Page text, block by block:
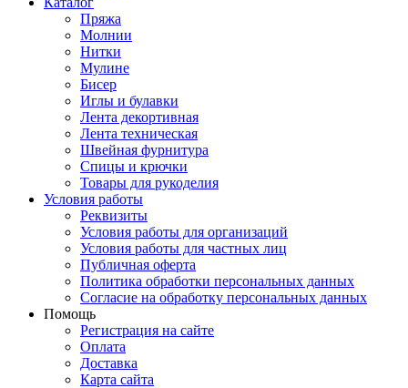
Пряжа
Молнии
Нитки
Мулине
Бисер
Иглы и булавки
Лента декортивная
Лента техническая
Швейная фурнитура
Спицы и крючки
Товары для рукоделия
Условия работы
Реквизиты
Условия работы для организаций
Условия работы для частных лиц
Публичная оферта
Политика обработки персональных данных
Согласие на обработку персональных данных
Помощь
Регистрация на сайте
Оплата
Доставка
Карта сайта